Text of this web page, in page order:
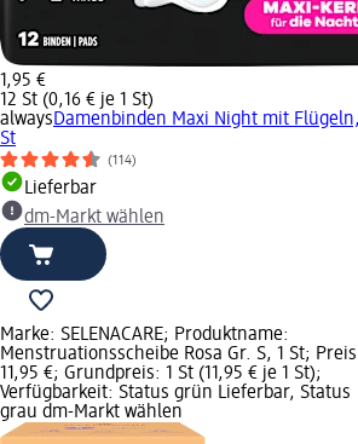
1,95 €
12 St (0,16 € je 1 St)
alwaysDamenbinden Maxi Night mit
St
(114)
Lieferbar
dm-Markt wählen
Marke: SELENACARE; Produktname:
Menstruationsscheibe Rosa Gr. S, 1 St;
11,95 €; Grundpreis: 1 St (11,95 € je 1 St);
Verfügbarkeit: Status grün Lieferbar, Status
grau dm-Markt wählen